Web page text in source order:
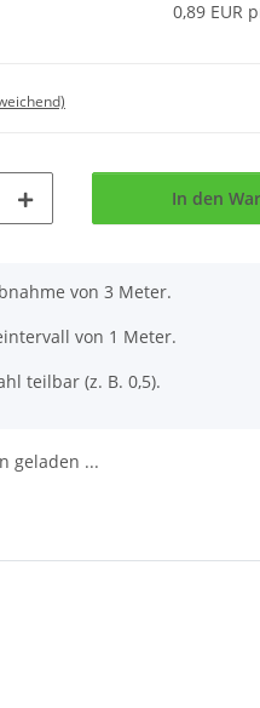
0,89 EUR
In den
von 3 Meter.
von 1 Meter.
teilbar (z. B. 0,5).
geladen ...